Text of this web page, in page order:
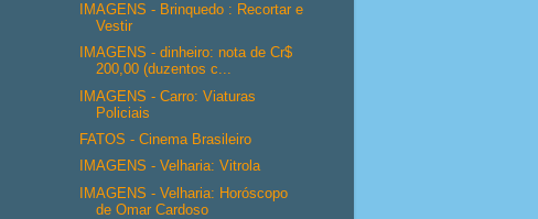
IMAGENS - Brinquedo : Recortar e
Vestir
IMAGENS - dinheiro: nota de Cr$
200,00 (duzentos c...
IMAGENS - Carro: Viaturas
Policiais
FATOS - Cinema Brasileiro
IMAGENS - Velharia: Vitrola
IMAGENS - Velharia: Horóscopo
de Omar Cardoso